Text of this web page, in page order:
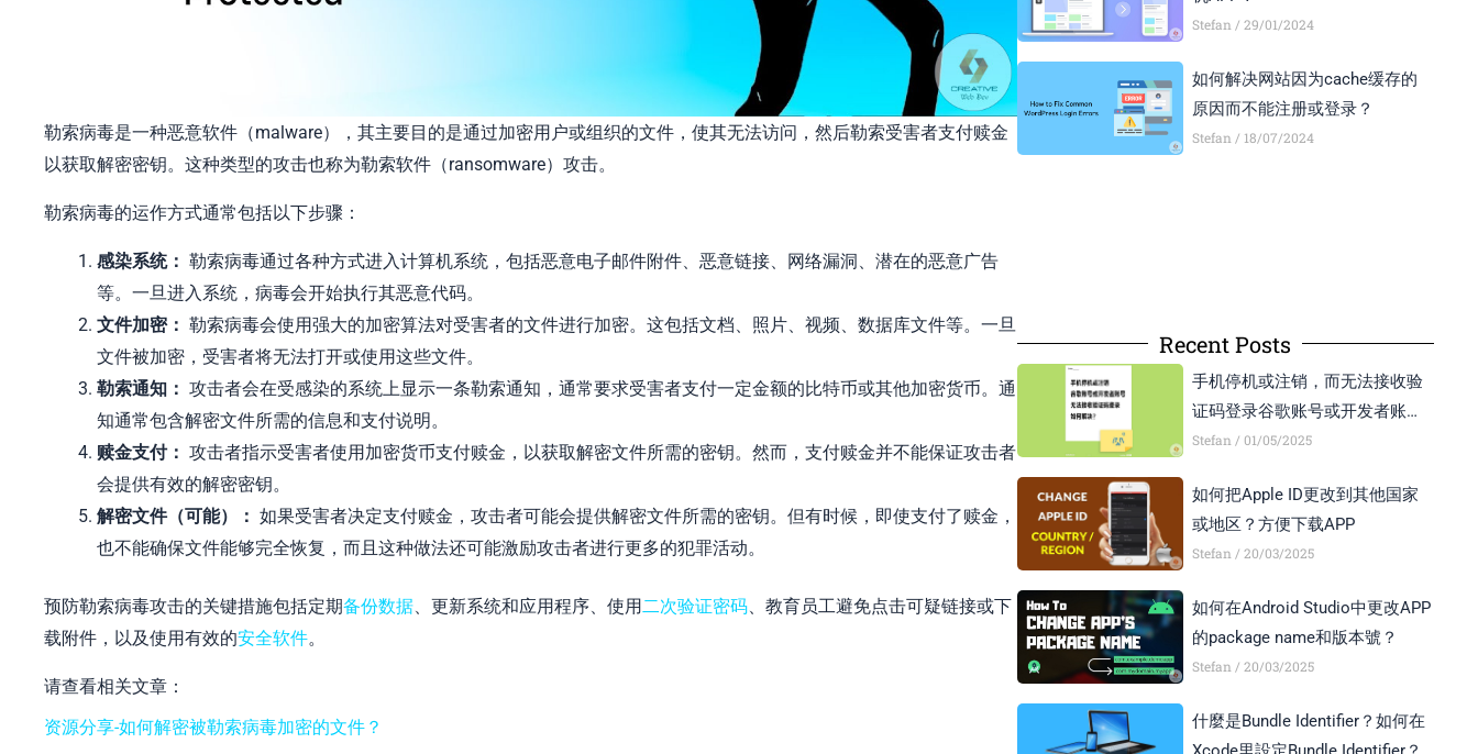
勒索病毒是一种恶意软件（malware），其主要目的是通过加密用户或组织的文件，使其无法访问，然后勒索受害者支付赎金
以获取解密密钥。这种类型的攻击也称为勒索软件（ransomware）攻击。
勒索病毒的运作方式通常包括以下步骤：
感染系统： 勒索病毒通过各种方式进入计算机系统，包括恶意电子邮件附件、恶意链接、网络漏洞、潜在的恶意广告
等。一旦进入系统，病毒会开始执行其恶意代码。
文件加密： 勒索病毒会使用强大的加密算法对受害者的文件进行加密。这包括文档、照片、视频、数据库文件等。一旦
文件被加密，受害者将无法打开或使用这些文件。
勒索通知： 攻击者会在受感染的系统上显示一条勒索通知，通常要求受害者支付一定金额的比特币或其他加密货币。通
知通常包含解密文件所需的信息和支付说明。
赎金支付： 攻击者指示受害者使用加密货币支付赎金，以获取解密文件所需的密钥。然而，支付赎金并不能保证攻击者
会提供有效的解密密钥。
解密文件（可能）： 如果受害者决定支付赎金，攻击者可能会提供解密文件所需的密钥。但有时候，即使支付了赎金，
也不能确保文件能够完全恢复，而且这种做法还可能激励攻击者进行更多的犯罪活动。
预防勒索病毒攻击的关键措施包括定期备份数据、更新系统和应用程序、使用二次验证密码、教育员工避免点击可疑链接或下
载附件，以及使用有效的安全软件。
请查看相关文章：
资源分享-如何解密被勒索病毒加密的文件？
Stefan 29/01/2024
如何解决网站因为cache缓存的
原因而不能注册或登录？
Stefan 18/07/2024
Recent Posts
手机停机或注销，而无法接收验
证码登录谷歌账号或开发者账号
怎么办？
Stefan 01/05/2025
如何把Apple ID更改到其他国家
或地区？方便下载APP
Stefan 20/03/2025
如何在Android Studio中更改APP
的package name和版本號？
Stefan 20/03/2025
什麼是Bundle Identifier？如何在